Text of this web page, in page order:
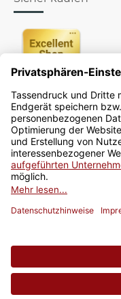
Newsletter